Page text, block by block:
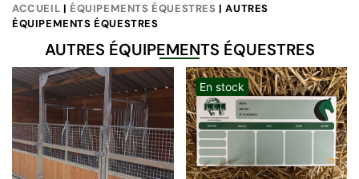
ACCUEIL | ÉQUIPEMENTS ÉQUESTRES | AUTRES
ÉQUIPEMENTS ÉQUESTRES
AUTRES ÉQUIPEMENTS ÉQUESTRES
En stock